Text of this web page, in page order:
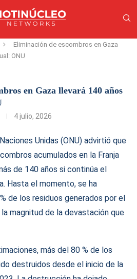
Eliminación de escombros en Gaza
ONU
en Gaza llevará 140 años
4 julio, 2026
Unidas (ONU) advirtió que
acumulados en la Franja
de 140 años si continúa el
Hasta el momento, se ha
de los residuos generados por el
magnitud de la devastación que
más del 80 % de los
destruidos desde el inicio de la